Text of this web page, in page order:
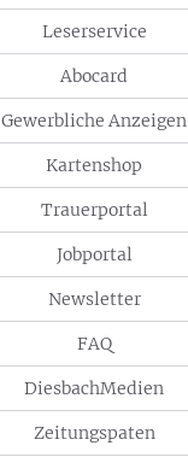
Leserservice
Abocard
Gewerbliche Anzeigen
Kartenshop
Trauerportal
Jobportal
Newsletter
FAQ
DiesbachMedien
Zeitungspaten